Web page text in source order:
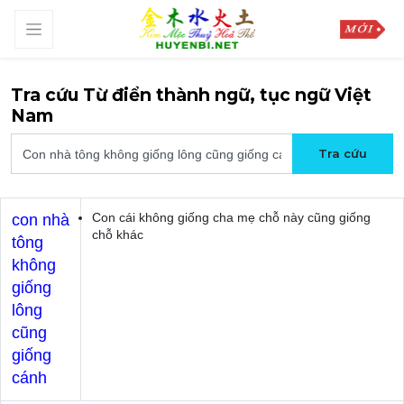
Tra cứu Từ điển thành ngữ, tục ngữ Việt
Nam
con nhà
tông
không
giống
lông
cũng
giống
cánh
Con cái không giống cha mẹ chỗ này cũng giống
chỗ khác